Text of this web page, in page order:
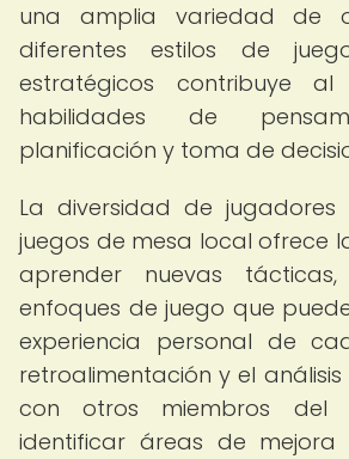
una amplia variedad de
diferentes estilos de
estratégicos contribuye
habilidades de
planificación y toma de
La diversidad de
juegos de mesa local ofrece
aprender nuevas
enfoques de juego que
experiencia personal de
retroalimentación y el
con otros miembros del
identificar áreas de mejora